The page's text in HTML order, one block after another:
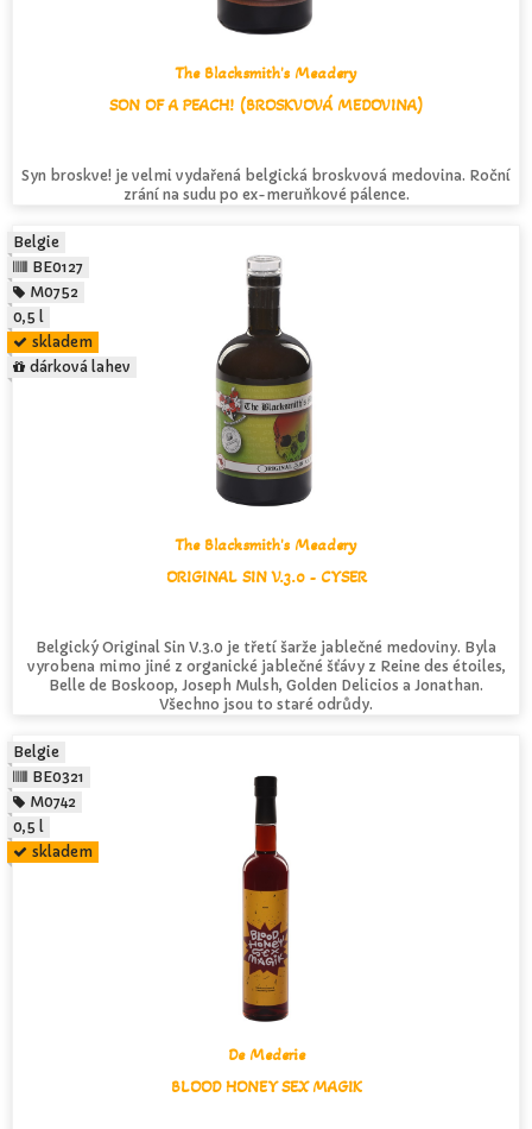
The Blacksmith's Meadery
SON OF A PEACH! (BROSKVOVÁ MEDOVINA)
Syn broskve! je velmi vydařená belgická broskvová medovina. Roční
zrání na sudu po ex-meruňkové pálence.
The Blacksmith's Meadery
ORIGINAL SIN V.3.0 - CYSER
Belgický Original Sin V.3.0 je třetí šarže jablečné medoviny. Byla
vyrobena mimo jiné z organické jablečné šťávy z Reine des étoiles,
Belle de Boskoop, Joseph Mulsh, Golden Delicios a Jonathan.
Všechno jsou to staré odrůdy.
Belgie
BE0127
M0752
0,5 l
skladem
dárková lahev
De Mederie
BLOOD HONEY SEX MAGIK
Belgie
BE0321
M0742
0,5 l
skladem